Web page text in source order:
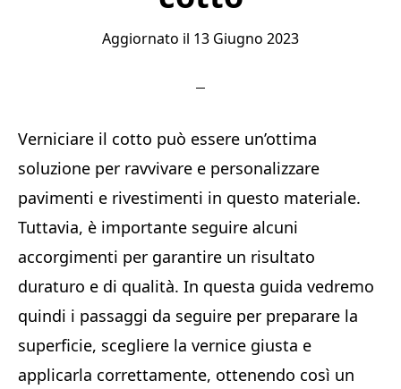
Aggiornato il 13 Giugno 2023
Verniciare il cotto può essere un’ottima
soluzione per ravvivare e personalizzare
pavimenti e rivestimenti in questo materiale.
Tuttavia, è importante seguire alcuni
accorgimenti per garantire un risultato
duraturo e di qualità. In questa guida vedremo
quindi i passaggi da seguire per preparare la
superficie, scegliere la vernice giusta e
applicarla correttamente, ottenendo così un